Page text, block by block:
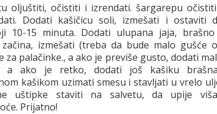
oljuštiti, očistiti i izrendati. šargarepu
Dodati kašičicu soli, izmešati i ostaviti
10-15 minuta. Dodati ulupana jaja,
izmešati (treba da bude malo gušće
za palačinke., a ako je previše gusto, dodati
a ako je retko, dodati još kašiku
kašikom uzimati smesu i stavljati u vrelo
uštipke staviti na salvetu, da upije
Prijatno!